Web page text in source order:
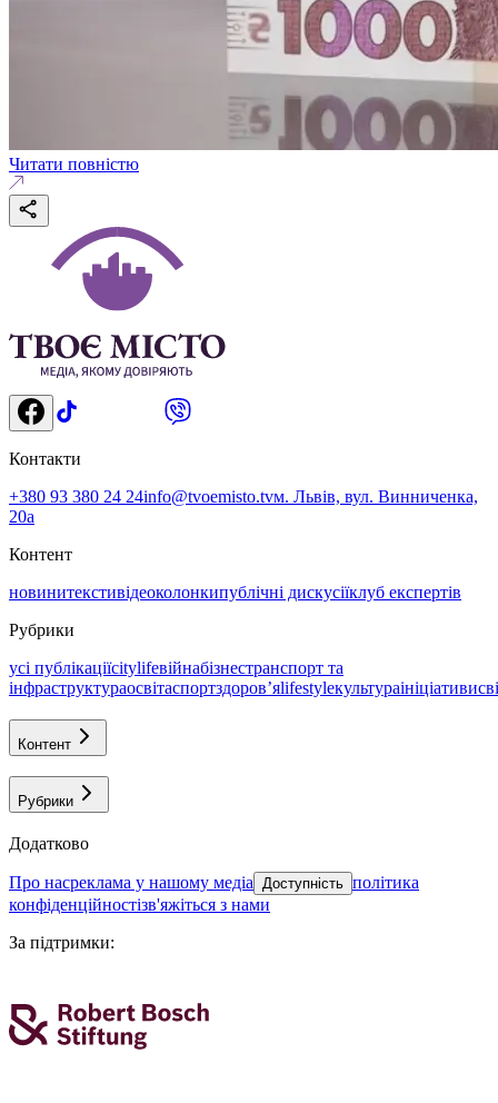
Читати повністю
Контакти
+380 93 380 24 24info@tvoemisto.tvм. Львів, вул. Винниченка,
20а
Контент
новинитекстивідеоколонкипублічні дискусіїклуб експертів
Рубрики
усі публікаціїcitylifeвійнабізнестранспорт та
інфраструктураосвітаспортздоровʼяlifestyleкультураініціативи
Контент
Рубрики
Додатково
про насреклама у нашому медіа Доступність політика
конфіденційностізв'яжіться з нами
За підтримки: